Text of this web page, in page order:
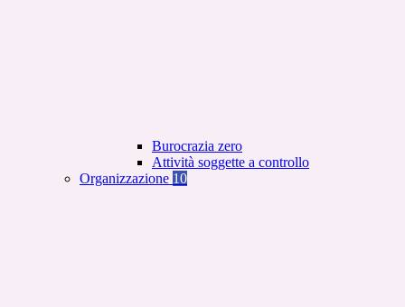
Burocrazia zero
Attività soggette a controllo
Organizzazione 10